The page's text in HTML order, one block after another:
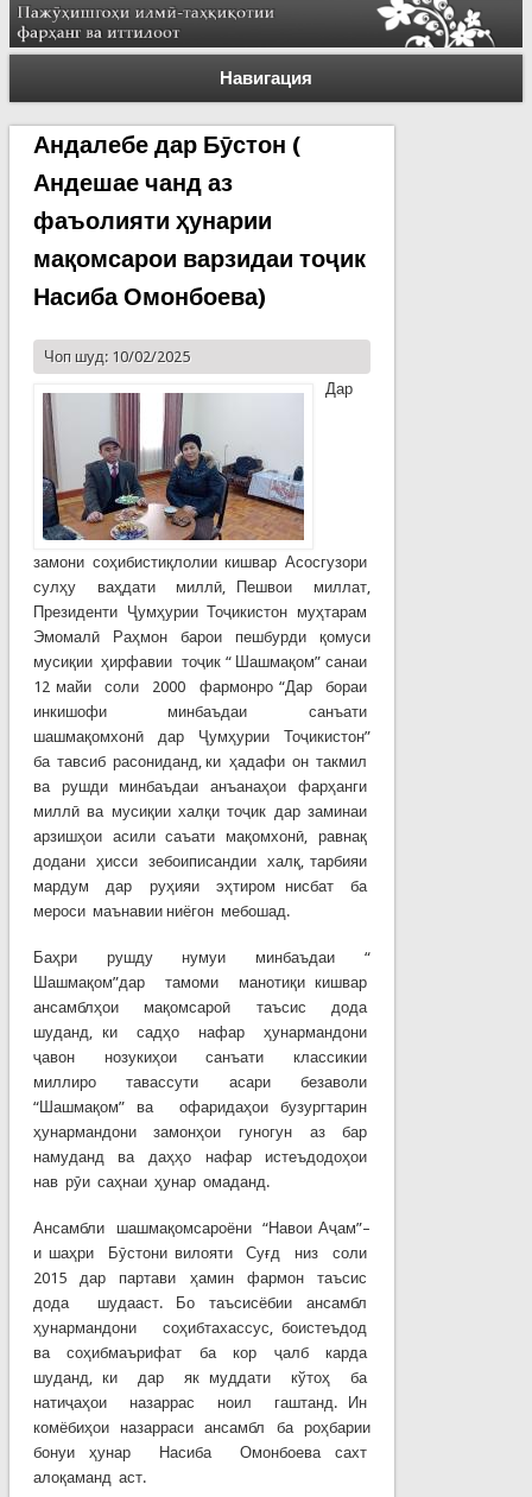
Навигация
Андалебе дар Бӯстон (
Андешае чанд аз
фаъолияти ҳунарии
мақомсарои варзидаи тоҷик
Насиба Омонбоева)
Чоп шуд: 10/02/2025
Дар
замони соҳибистиқлолии кишвар Асосгузори
сулҳу ваҳдати миллӣ, Пешвои миллат,
Президенти Ҷумҳурии Тоҷикистон муҳтарам
Эмомалӣ Раҳмон барои пешбурди қомуси
мусиқии ҳирфавии тоҷик “ Шашмақом” санаи
12 майи соли 2000 фармонро “Дар бораи
инкишофи минбаъдаи санъати
шашмақомхонӣ дар Ҷумҳурии Тоҷикистон”
ба тавсиб расониданд, ки ҳадафи он такмил
ва рушди минбаъдаи анъанаҳои фарҳанги
миллӣ ва мусиқии халқи тоҷик дар заминаи
арзишҳои асили саъати мақомхонӣ, равнақ
додани ҳисси зебоиписандии халқ, тарбияи
мардум дар руҳияи эҳтиром нисбат ба
мероси маънавии ниёгон мебошад.
Баҳри рушду нумуи минбаъдаи “
Шашмақом”дар тамоми манотиқи кишвар
ансамблҳои мақомсароӣ таъсис дода
шуданд, ки садҳо нафар ҳунармандони
ҷавон нозукиҳои санъати классикии
миллиро тавассути асари безаволи
“Шашмақом” ва офаридаҳои бузургтарин
ҳунармандони замонҳои гуногун аз бар
намуданд ва даҳҳо нафар истеъдодоҳои
нав рӯи саҳнаи ҳунар омаданд.
Ансамбли шашмақомсароёни “Навои Аҷам”–
и шаҳри Бӯстони вилояти Суғд низ соли
2015 дар партави ҳамин фармон таъсис
дода шудааст. Бо таъсисёбии ансамбл
ҳунармандони соҳибтахассус, боистеъдод
ва соҳибмаърифат ба кор ҷалб карда
шуданд, ки дар як муддати кўтоҳ ба
натиҷаҳои назаррас ноил гаштанд. Ин
комёбиҳои назарраси ансамбл ба роҳбарии
бонуи ҳунар Насиба Омонбоева сахт
алоқаманд аст.